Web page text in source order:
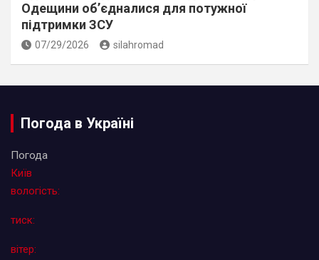
Одещини об’єдналися для потужної
підтримки ЗСУ
07/29/2026 silahromad
Погода в Україні
Погода
Київ
вологість:
тиск:
вітер: